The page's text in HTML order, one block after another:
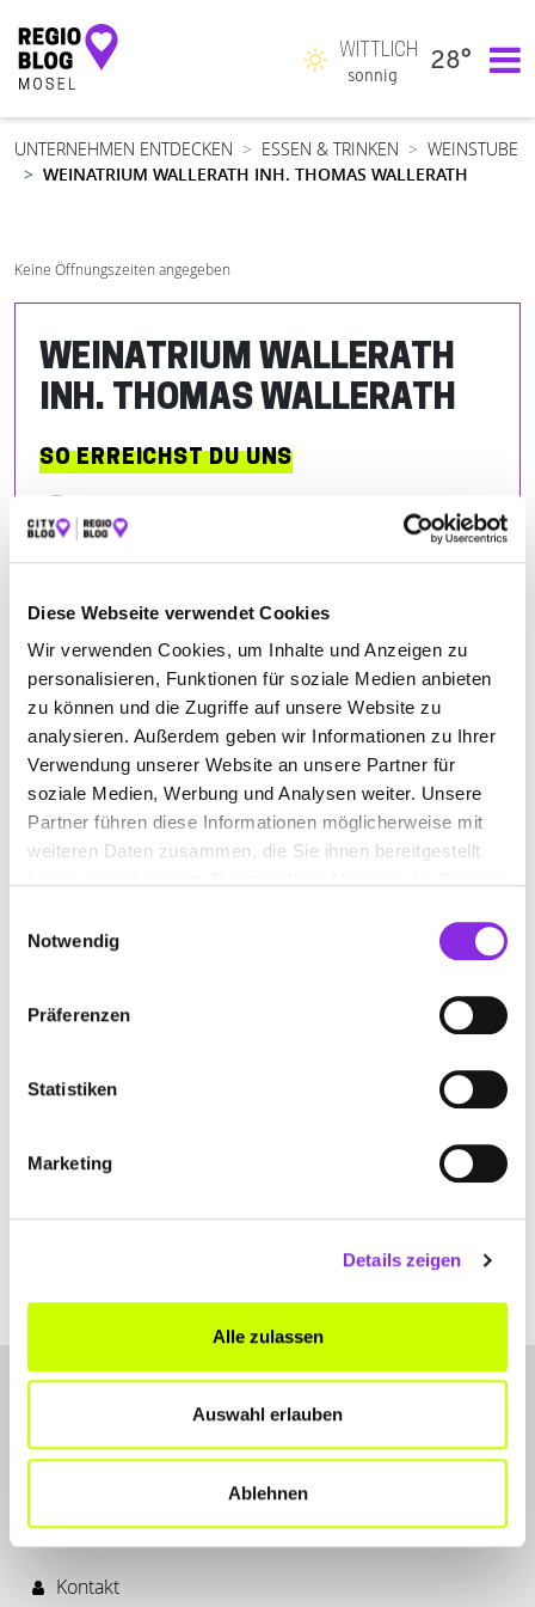
Diese Webseite verwendet Cookies
Wir verwenden Cookies, um Inhalte und Anzeigen zu
personalisieren, Funktionen für soziale Medien anbieten
zu können und die Zugriffe auf unsere Website zu
analysieren. Außerdem geben wir Informationen zu Ihrer
Verwendung unserer Website an unsere Partner für
soziale Medien, Werbung und Analysen weiter. Unsere
Partner führen diese Informationen möglicherweise mit
weiteren Daten zusammen, die Sie ihnen bereitgestellt
Notwendig
Präferenzen
Statistiken
Marketing
Details zeigen
Alle zulassen
Auswahl erlauben
Ablehnen
Hauptnavigation
WITTLICH
sonnig
28°
UNTERNEHMEN ENTDECKEN ESSEN & TRINKEN
WEINSTUBE
WEINATRIUM WALLERATH INH. THOMAS WALLERATH
Keine Öffnungszeiten angegeben
WEINATRIUM WALLERATH
INH. THOMAS WALLERATH
SO ERREICHST DU UNS
Bahnhofstraße 25
| 54338 Schweich DE
+4965025554
www.weingut-wallerath.de
ANFAHRT
Kontakt